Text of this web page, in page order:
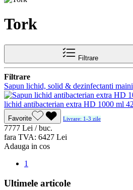
Tork
Filtrare
Filtrare
Sapun lichid, solid & dezinfectanti maini
lichid antibacterian extra HD 1000 ml
Favorite Livrare: 1-3 zile
7777 Lei / buc.
fara TVA: 6427 Lei
Adauga in cos
1
Ultimele articole